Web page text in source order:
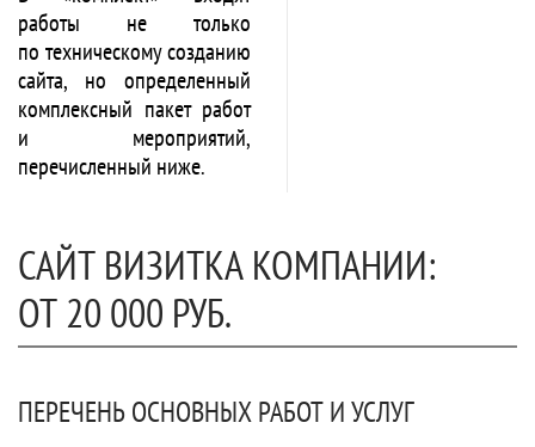
работы не только
по техническому созданию
сайта, но определенный
комплексный пакет работ
и мероприятий,
перечисленный ниже.
САЙТ ВИЗИТКА КОМПАНИИ:
ОТ 20 000 РУБ.
ПЕРЕЧЕНЬ ОСНОВНЫХ РАБОТ И УСЛУГ